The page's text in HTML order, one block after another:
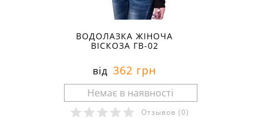
ВОДОЛАЗКА ЖІНОЧА
ВІСКОЗА ГВ-02
від 362 грн
Отзывов (0)